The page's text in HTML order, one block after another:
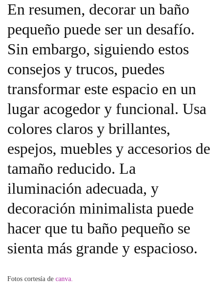
En resumen, decorar un baño
pequeño puede ser un desafío.
Sin embargo, siguiendo estos
consejos y trucos, puedes
transformar este espacio en un
lugar acogedor y funcional. Usa
colores claros y brillantes,
espejos, muebles y accesorios de
tamaño reducido. La
iluminación adecuada, y
decoración minimalista puede
hacer que tu baño pequeño se
sienta más grande y espacioso.
Fotos cortesía de canva.